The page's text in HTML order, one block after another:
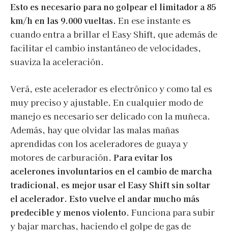
Esto es necesario para no golpear el limitador a 85
km/h en las 9.000 vueltas. En ese instante es
cuando entra a brillar el Easy Shift, que además de
facilitar el cambio instantáneo de velocidades,
suaviza la aceleración.
Verá, este acelerador es electrónico y como tal es
muy preciso y ajustable. En cualquier modo de
manejo es necesario ser delicado con la muñeca.
Además, hay que olvidar las malas mañas
aprendidas con los aceleradores de guaya y
motores de carburación. Para evitar los
acelerones involuntarios en el cambio de marcha
tradicional, es mejor usar el Easy Shift sin soltar
el acelerador. Esto vuelve el andar mucho más
predecible y menos violento. Funciona para subir
y bajar marchas, haciendo el golpe de gas de